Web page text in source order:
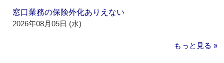
窓口業務の保険外化ありえない
2026年08月05日 (水)
もっと見る »